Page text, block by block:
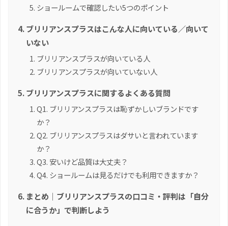
ショールームで確認したい5つのポイント
ブリリアンスプラスはこんな人に向いている／向いて
いない
ブリリアンスプラスが向いている人
ブリリアンスプラスが向いていない人
ブリリアンスプラスに関するよくある質問
Q1. ブリリアンスプラスは恥ずかしいブランドです
か？
Q2. ブリリアンスプラスはダサいと言われています
か？
Q3. 安いけど品質は大丈夫？
Q4. ショールームは見るだけでも利用できますか？
まとめ｜ブリリアンスプラスの口コミ・評判は「自分
に合うか」で判断しよう